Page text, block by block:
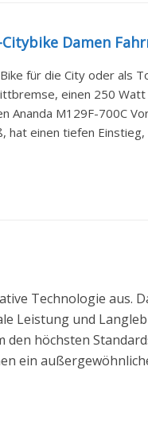
Citybike Damen
für die City oder als
einen 250
Ananda M129F-700C
hat einen tiefen Einstieg,
Technologie aus.
Leistung und
höchsten
ein